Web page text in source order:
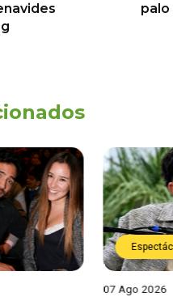
palo
07 Ago 2026